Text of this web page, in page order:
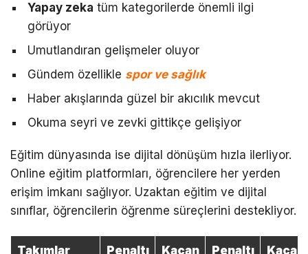
Yapay zeka tüm kategorilerde önemli ilgi
görüyor
Umutlandıran gelişmeler oluyor
Gündem özellikle spor ve sağlık
Haber akışlarında güzel bir akıcılık mevcut
Okuma seyri ve zevki gittikçe gelişiyor
Eğitim dünyasında ise dijital dönüşüm hızla ilerliyor.
Online eğitim platformları, öğrencilere her yerden
erişim imkanı sağlıyor. Uzaktan eğitim ve dijital
sınıflar, öğrencilerin öğrenme süreçlerini destekliyor.
Takımlar Penaltı Kaçan Penaltı Kaçan